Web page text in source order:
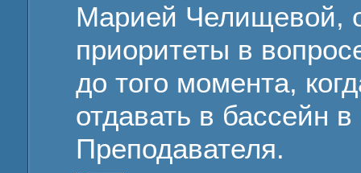
Марией Челищевой,
приоритеты в
до того момента,
отдавать в бассейн
Преподавателя.